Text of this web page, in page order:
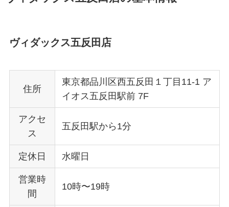
ヴィダックス五反田店
住所
東京都品川区西五反田１丁目11-1 ア
イオス五反田駅前 7F
アクセ
ス
五反田駅から1分
定休日 水曜日
営業時
間
10時〜19時